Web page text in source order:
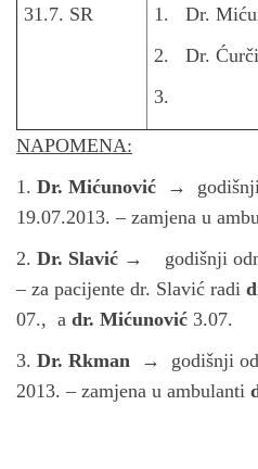
31.7. SR
1. Dr.
2. Dr.
3.
NAPOMENA:
1. Dr. Mićunović
→ godišnji
19.07.2013. – zamjena u
2. Dr. Slavić → godišnji
– za pacijente dr. Slavić radi
07., a dr. Mićunović 3.07.
3. Dr. Rkman
→ godišnji
2013. – zamjena u ambulanti